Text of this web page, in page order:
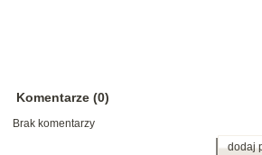
Komentarze (0)
Brak komentarzy
dodaj